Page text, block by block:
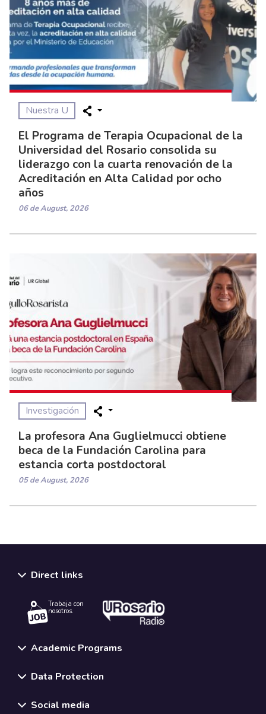
Nuestra U
El Programa de Terapia Ocupacional de la
Universidad del Rosario consolida su
liderazgo con la cuarta renovación de la
Acreditación en Alta Calidad por ocho
años
06 de August, 2026
Investigación
La profesora Ana Guglielmucci obtiene
beca de la Fundación Carolina para
estancia corta postdoctoral
05 de August, 2026
Direct links
Trabaja con
nosotros.
Academic Programs
Data Protection
Social media